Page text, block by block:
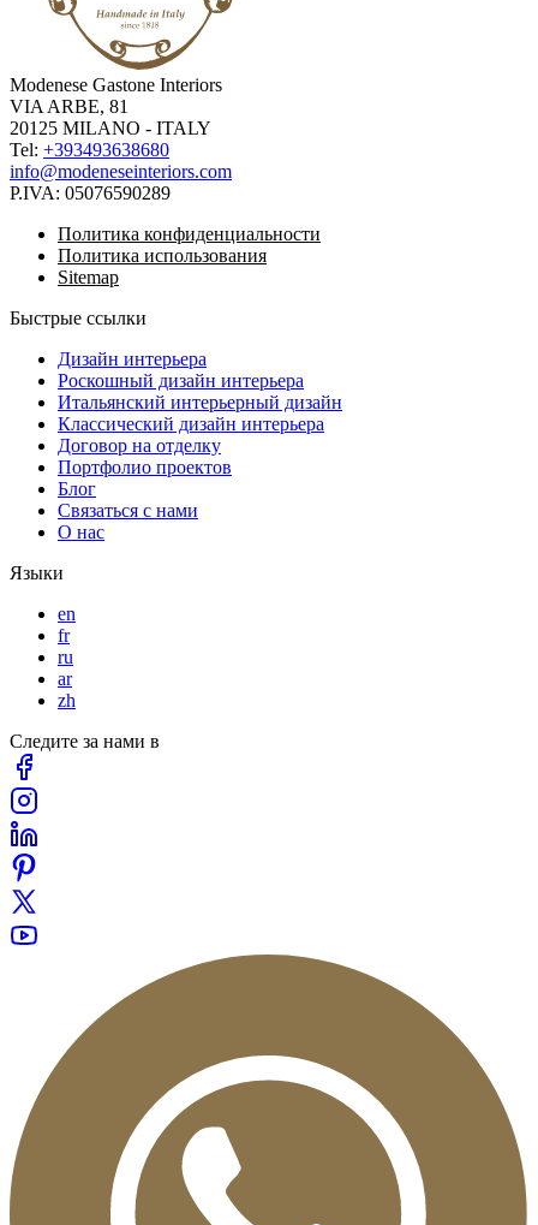
Modenese Gastone Interiors
VIA ARBE, 81
20125 MILANO - ITALY
Tel: +393493638680
info@modeneseinteriors.com
P.IVA: 05076590289
Политика конфиденциальности
Политика использования
Sitemap
Быстрые ссылки
Дизайн интерьера
Роскошный дизайн интерьера
Итальянский интерьерный дизайн
Классический дизайн интерьера
Договор на отделку
Портфолио проектов
Блог
Связаться с нами
О нас
Языки
en
fr
ru
ar
zh
Следите за нами в